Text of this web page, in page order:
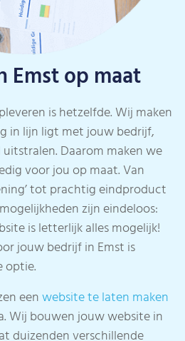
Emst op maat
is hetzelfde. Wij maken
in lijn ligt met jouw bedrijf,
Daarom maken we
voor jou op maat. Van
tot prachtig eindproduct
zijn eindeloos:
is letterlijk alles mogelijk!
jouw bedrijf in Emst is
optie.
eenwebsite te laten maken
Wij bouwen jouw website in
duizenden verschillende